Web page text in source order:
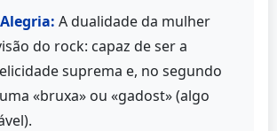
A dualidade da mulher
do rock: capaz de ser a
suprema e, no segundo
«bruxa» ou «gadost» (algo